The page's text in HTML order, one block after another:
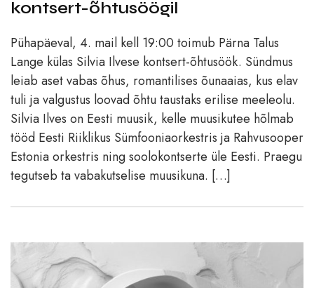
kontsert-õhtusöögil
Pühapäeval, 4. mail kell 19:00 toimub Pärna Talus
Lange külas Silvia Ilvese kontsert-õhtusöök. Sündmus
leiab aset vabas õhus, romantilises õunaaias, kus elav
tuli ja valgustus loovad õhtu taustaks erilise meeleolu.
Silvia Ilves on Eesti muusik, kelle muusikutee hõlmab
tööd Eesti Riiklikus Sümfooniaorkestris ja Rahvusooper
Estonia orkestris ning soolokontserte üle Eesti. Praegu
tegutseb ta vabakutselise muusikuna. […]